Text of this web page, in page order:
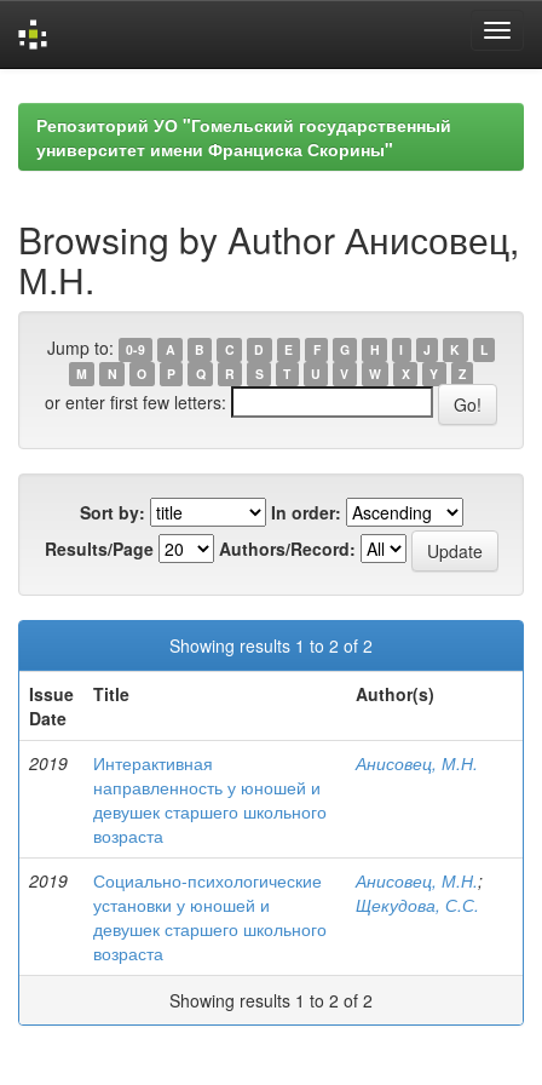
navigationРепозиторий УО "Гомельский государственный
университет имени Франциска Скорины"
Browsing by Author Анисовец,
М.Н.
Jump to: 0-9 A B C D E F G H I J K
L
M
N O P Q R S T U V W X Y Z
or enter first few letters:
Sort by:
In order:
Results/Page
Authors/Record:
Showing results 1 to 2 of 2
Issue
Date
Title Author(s)
2019
Интерактивная
направленность у юношей и
девушек старшего школьного
возраста
Анисовец, М.Н.
2019
Социально-психологические
установки у юношей и
девушек старшего школьного
возраста
Анисовец, М.Н.;
Щекудова, С.С.
Showing results 1 to 2 of 2